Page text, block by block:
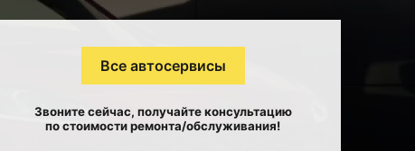
Все автосервисы
Звоните сейчас, получайте консультацию
по стоимости ремонта/обслуживания!